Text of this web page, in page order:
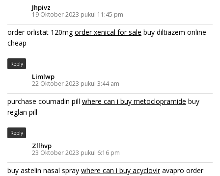
Jhpivz
19 Oktober 2023 pukul 11:45 pm
order orlistat 120mgorder xenical for sale buy diltiazem online
cheap
Reply
Limlwp
22 Oktober 2023 pukul 3:44 am
purchase coumadin pill where can i buy metoclopramide buy
reglan pill
Reply
Zllhvp
23 Oktober 2023 pukul 6:16 pm
buy astelin nasal spray where can i buy acycloviravapro order